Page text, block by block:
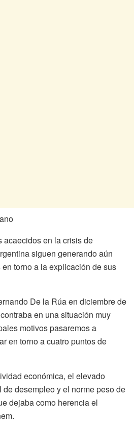
acaecidos en la crisis de
siguen generando aún
torno a la explicación de sus
De la Rúa en diciembre de
en una situación muy
motivos pasaremos a
en torno a cuatro puntos de
económica, el elevado
desempleo y el norme peso de
dejaba como herencia el